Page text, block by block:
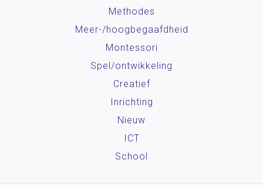
Methodes
Meer-/hoog­begaafdheid
Montessori
Spel/ontwikkeling
Creatief
Inrichting
Nieuw
ICT
School